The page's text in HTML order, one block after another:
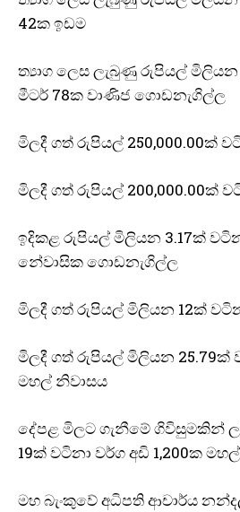
42ක ඉඩම
ත්‍යාග ලෙස ලැබුණු රුපියල් මිලියන
මීටර් 78ක වාණිජ ගොඩනැගිල්ල
මිලදී ගත් රුපියල් 250,000.00ක්
මිලදී ගත් රුපියල් 200,000.00ක්
ඉදිකළ රුපියල් මිලියන 3.17ක්
නේවාසික ගොඩනැගිල්ල
මිලදී ගත් රුපියල් මිලියන 12ක්
මිලදී ගත් රුපියල් මිලියන 25.79ක්
මහල් නිවාසය
දේපළ මිලට ගැනීමේ ගිවිසුමකින්
19ක් වටිනා වර්ග අඩි 1,200ක
මහ බැංකුවේ අධිපති ආචාර්ය